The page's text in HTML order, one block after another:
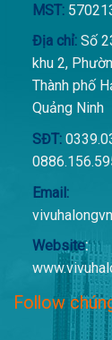
MST:
Địa chỉ:Số
khu 2,
Thành phố
Quảng Ninh
SĐT:
Email:
Website:
Follow